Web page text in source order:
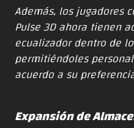
Además, los jugadores
Pulse 3D ahora tienen
ecualizador dentro de
permitiéndoles
acuerdo a su
Expansión de